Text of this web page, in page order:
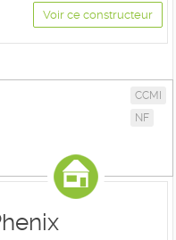
Voir ce constructeur
CCMI
NF